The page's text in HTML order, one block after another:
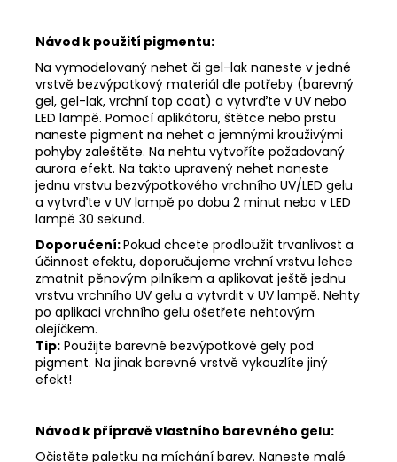
Návod k použití pigmentu:
Na vymodelovaný nehet či gel-lak naneste v jedné
vrstvě bezvýpotkový materiál dle potřeby (barevný
gel, gel-lak, vrchní top coat) a vytvrďte v UV nebo
LED lampě. Pomocí aplikátoru, štětce nebo prstu
naneste pigment na nehet a jemnými krouživými
pohyby zaleštěte. Na nehtu vytvoříte požadovaný
aurora efekt. Na takto upravený nehet naneste
jednu vrstvu bezvýpotkového vrchního UV/LED gelu
a vytvrďte v UV lampě po dobu 2 minut nebo v LED
lampě 30 sekund.
Doporučení:Pokud chcete prodloužit trvanlivost a
účinnost efektu, doporučujeme vrchní vrstvu lehce
zmatnit pěnovým pilníkem a aplikovat ještě jednu
vrstvu vrchního UV gelu a vytvrdit v UV lampě. Nehty
po aplikaci vrchního gelu ošetřete nehtovým
olejíčkem.
Tip: Použijte barevné bezvýpotkové gely pod
pigment. Na jinak barevné vrstvě vykouzlíte jiný
efekt!
Návod k přípravě vlastního barevného gelu:
Očistěte paletku na míchání barev. Naneste malé